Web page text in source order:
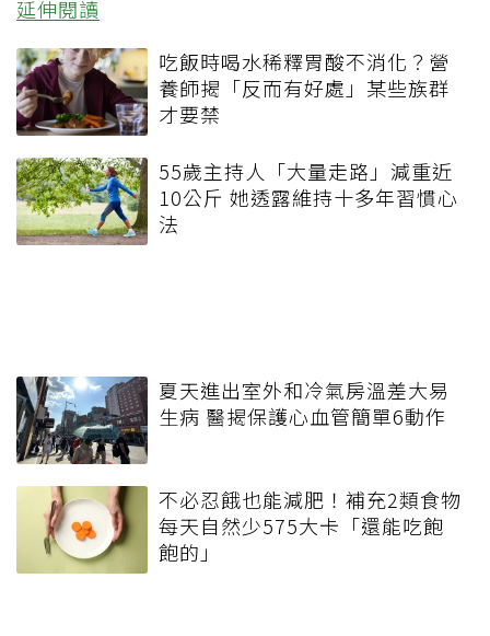
延伸閱讀
吃飯時喝水稀釋胃酸不消化？營
養師揭「反而有好處」某些族群
才要禁
55歲主持人「大量走路」減重近
10公斤 她透露維持十多年習慣心
法
夏天進出室外和冷氣房溫差大易
生病 醫揭保護心血管簡單6動作
不必忍餓也能減肥！補充2類食物
每天自然少575大卡「還能吃飽
飽的」